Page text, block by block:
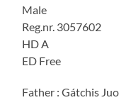
Male
Reg.nr. 3057602
HD A
ED Free
Father : Gátchis